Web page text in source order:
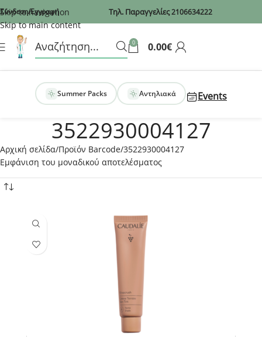
Recaptcha
Skip to navigation
Skip to main content
Σύνδεση/Εγγραφή Τηλ. Παραγγελίες2106634222
0 0.00€
Summer Packs Αντηλιακά Events
3522930004127
Αρχική σελίδα Προϊόν Barcode 3522930004127
Εμφάνιση του μοναδικού αποτελέσματος